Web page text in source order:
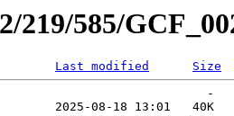
219/585/
Last modified Size
-
2025-08-18 13:01   40K